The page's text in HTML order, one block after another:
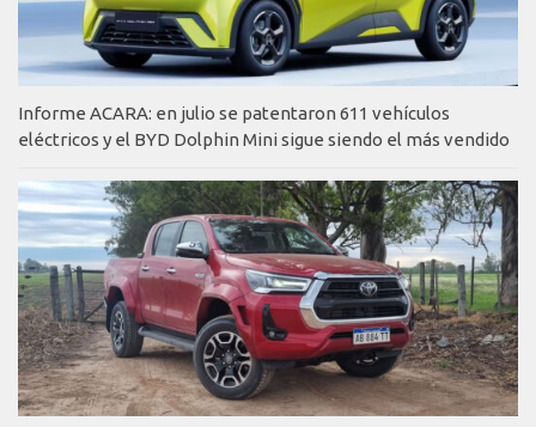
Informe ACARA: en julio se patentaron 611 vehículos
eléctricos y el BYD Dolphin Mini sigue siendo el más vendido